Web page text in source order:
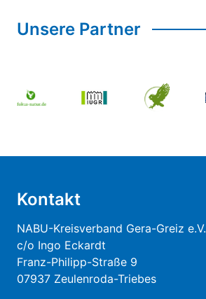
Unsere Partner
Kontakt
NABU-Kreisverband Gera-Greiz e.V.
c/o Ingo Eckardt
Franz-Philipp-Straße 9
07937 Zeulenroda-Triebes